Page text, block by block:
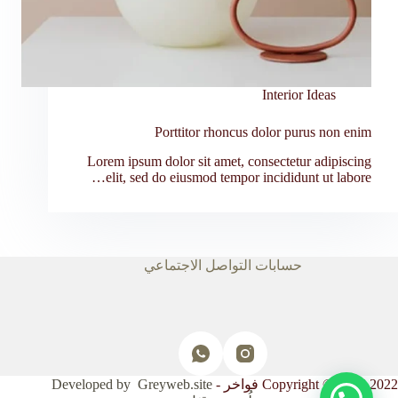
Interior Ideas
Porttitor rhoncus dolor purus non enim
Lorem ipsum dolor sit amet, consectetur adipiscing
elit, sed do eiusmod tempor incididunt ut labore…
حسابات التواصل الاجتماعي
Copyright © 2017-2022 فواخر -